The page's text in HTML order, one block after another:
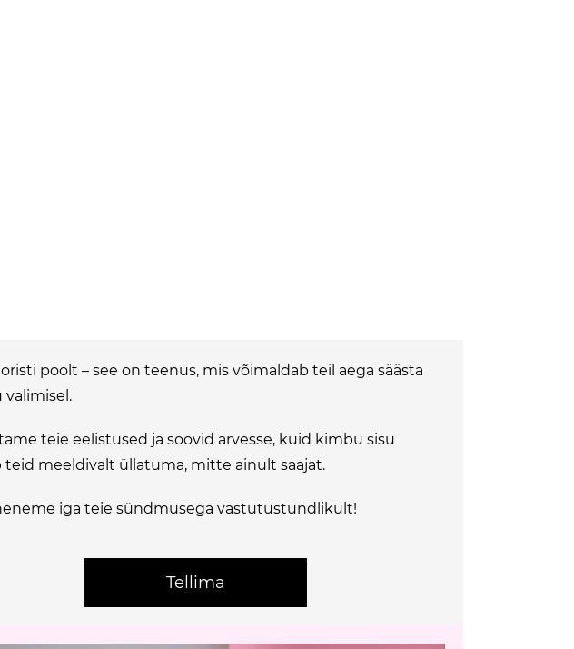
poolt – see on teenus, mis võimaldab teil aega säästa
valimisel.
teie eelistused ja soovid arvesse, kuid kimbu sisu
teid meeldivalt üllatuma, mitte ainult saajat.
iga teie sündmusega vastutustundlikult!
Tellima